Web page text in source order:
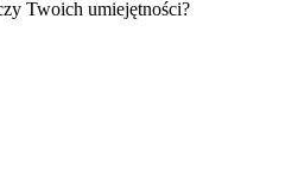
Twoich umiejętności?